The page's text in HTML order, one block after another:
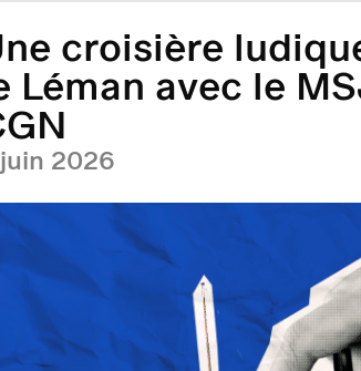
croisière
Léman avec le
2026